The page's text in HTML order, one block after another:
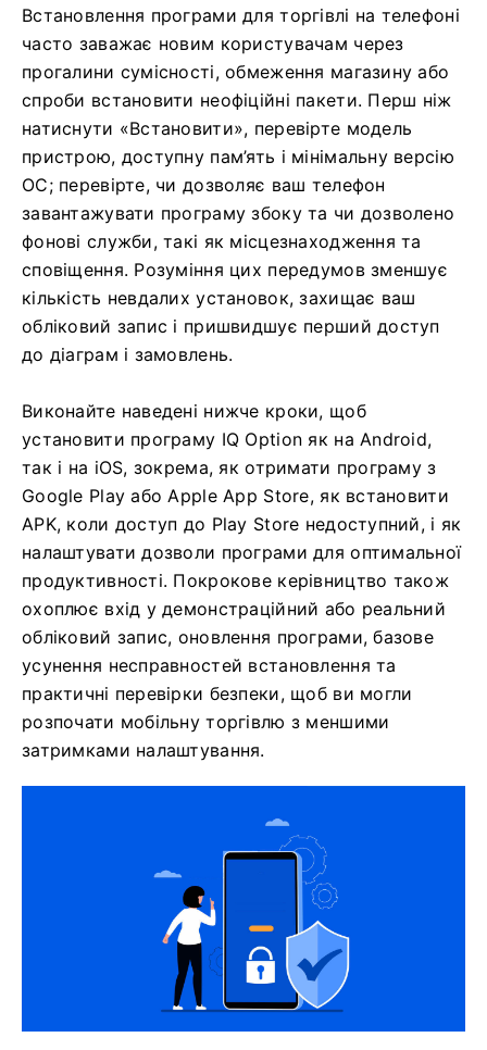
Встановлення програми для торгівлі на телефоні
часто заважає новим користувачам через
прогалини сумісності, обмеження магазину або
спроби встановити неофіційні пакети. Перш ніж
натиснути «Встановити», перевірте модель
пристрою, доступну пам’ять і мінімальну версію
ОС; перевірте, чи дозволяє ваш телефон
завантажувати програму збоку та чи дозволено
фонові служби, такі як місцезнаходження та
сповіщення. Розуміння цих передумов зменшує
кількість невдалих установок, захищає ваш
обліковий запис і пришвидшує перший доступ
до діаграм і замовлень.
Виконайте наведені нижче кроки, щоб
установити програму IQ Option як на Android,
так і на iOS, зокрема, як отримати програму з
Google Play або Apple App Store, як встановити
APK, коли доступ до Play Store недоступний, і як
налаштувати дозволи програми для оптимальної
продуктивності. Покрокове керівництво також
охоплює вхід у демонстраційний або реальний
обліковий запис, оновлення програми, базове
усунення несправностей встановлення та
практичні перевірки безпеки, щоб ви могли
розпочати мобільну торгівлю з меншими
затримками налаштування.